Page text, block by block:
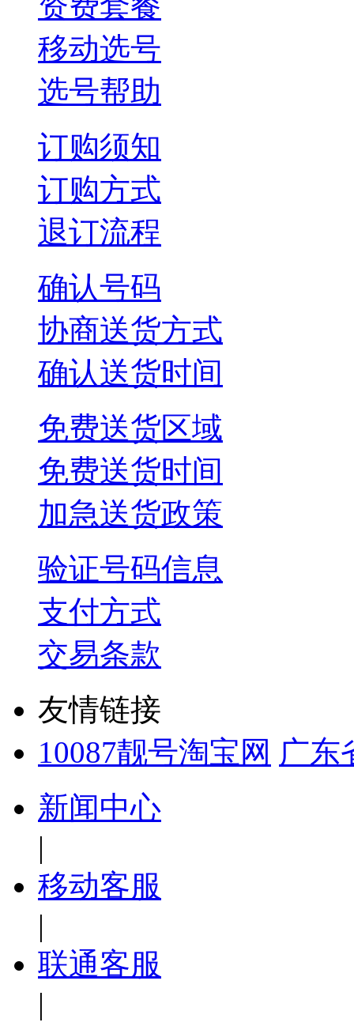
移动选号
选号帮助
订购须知
订购方式
退订流程
确认号码
协商送货方式
确认送货时间
免费送货区域
免费送货时间
加急送货政策
验证号码信息
支付方式
交易条款
友情链接
10087靓号淘宝网 广东
新闻中心
|
移动客服
|
联通客服
|